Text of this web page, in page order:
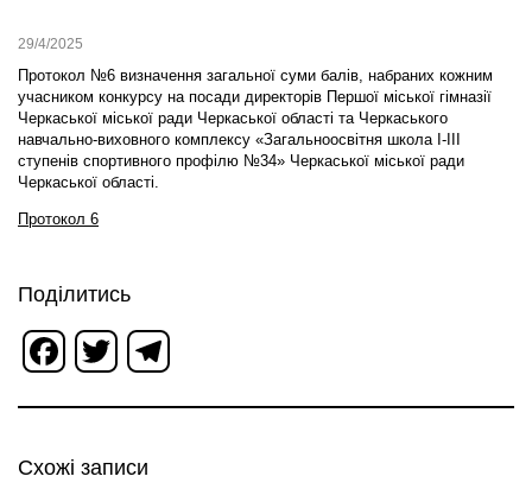
29/4/2025
Протокол №6 визначення загальної суми балів, набраних кожним
учасником конкурсу на посади директорів Першої міської гімназії
Черкаської міської ради Черкаської області та Черкаського
навчально-виховного комплексу «Загальноосвітня школа І-ІІІ
ступенів спортивного профілю №34» Черкаської міської ради
Черкаської області.
Протокол 6
Поділитись
Facebook
Twitter
Схожі записи